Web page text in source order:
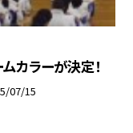
カラーが決定！
07/15